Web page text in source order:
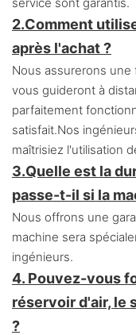
2.Comment
après l'achat ?
Nous assurerons
vous guideront à
parfaitement
satisfait.Nos
maîtrisiez l'utilisation
3.Quelle est la
passe-t-il si la
Nous offrons une
machine sera
ingénieurs.
4. Pouvez-vous
réservoir d'air, le
?